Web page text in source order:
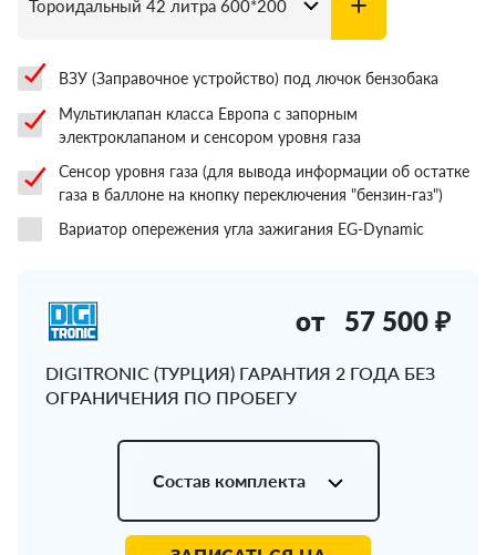
ВЗУ (Заправочное устройство) под лючок бензобака
Мультиклапан класса Европа с запорным
электроклапаном и сенсором уровня газа
Сенсор уровня газа (для вывода информации об остатке
газа в баллоне на кнопку переключения "бензин-газ")
Вариатор опережения угла зажигания EG-Dynamic
DIGITRONIC (ТУРЦИЯ) ГАРАНТИЯ 2 ГОДА БЕЗ
ОГРАНИЧЕНИЯ ПО ПРОБЕГУ
от 57 500 ₽
Состав комплекта